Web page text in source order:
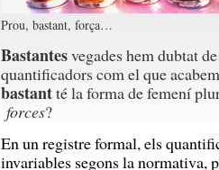
Prou, bastant, força…
Bastantesvegades hem dubtat
quantificadors com el que
bastantté la forma de femení
forces?
En un registre formal, els
invariables segons la normativa,